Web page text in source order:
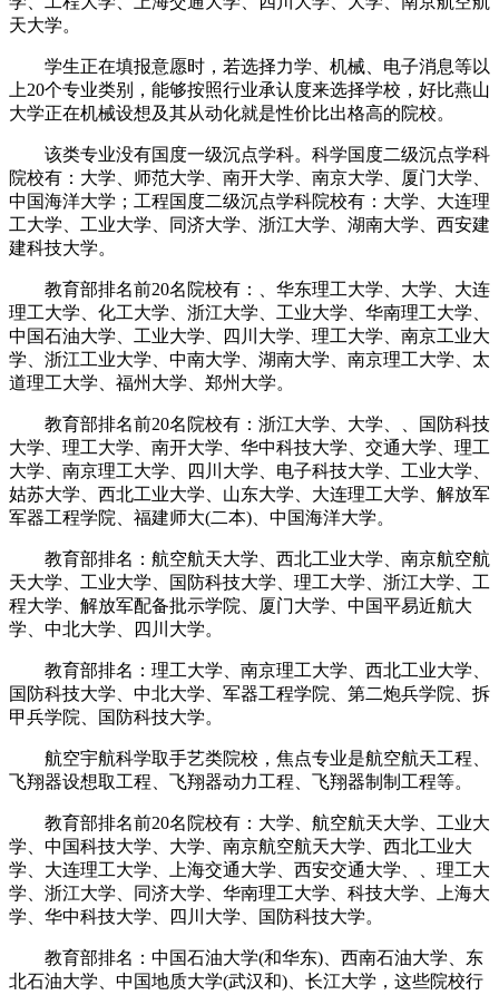
天大学。
学生正在填报意愿时，若选择力学、机械、电子消息等以
上20个专业类别，能够按照行业承认度来选择学校，好比燕山
大学正在机械设想及其从动化就是性价比出格高的院校。
该类专业没有国度一级沉点学科。科学国度二级沉点学科
院校有：大学、师范大学、南开大学、南京大学、厦门大学、
中国海洋大学；工程国度二级沉点学科院校有：大学、大连理
工大学、工业大学、同济大学、浙江大学、湖南大学、西安建
建科技大学。
教育部排名前20名院校有：、华东理工大学、大学、大连
理工大学、化工大学、浙江大学、工业大学、华南理工大学、
中国石油大学、工业大学、四川大学、理工大学、南京工业大
学、浙江工业大学、中南大学、湖南大学、南京理工大学、太
道理工大学、福州大学、郑州大学。
教育部排名前20名院校有：浙江大学、大学、、国防科技
大学、理工大学、南开大学、华中科技大学、交通大学、理工
大学、南京理工大学、四川大学、电子科技大学、工业大学、
姑苏大学、西北工业大学、山东大学、大连理工大学、解放军
军器工程学院、福建师大(二本)、中国海洋大学。
教育部排名：航空航天大学、西北工业大学、南京航空航
天大学、工业大学、国防科技大学、理工大学、浙江大学、工
程大学、解放军配备批示学院、厦门大学、中国平易近航大
学、中北大学、四川大学。
教育部排名：理工大学、南京理工大学、西北工业大学、
国防科技大学、中北大学、军器工程学院、第二炮兵学院、拆
甲兵学院、国防科技大学。
航空宇航科学取手艺类院校，焦点专业是航空航天工程、
飞翔器设想取工程、飞翔器动力工程、飞翔器制制工程等。
教育部排名前20名院校有：大学、航空航天大学、工业大
学、中国科技大学、大学、南京航空航天大学、西北工业大
学、大连理工大学、上海交通大学、西安交通大学、、理工大
学、浙江大学、同济大学、华南理工大学、科技大学、上海大
学、华中科技大学、四川大学、国防科技大学。
教育部排名：中国石油大学(和华东)、西南石油大学、东
北石油大学、中国地质大学(武汉和)、长江大学，这些院校行